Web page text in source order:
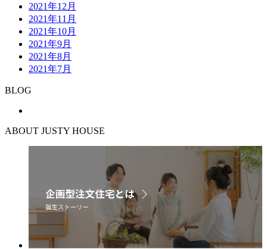
2021年12月
2021年11月
2021年10月
2021年9月
2021年8月
2021年7月
BLOG
ABOUT JUSTY HOUSE